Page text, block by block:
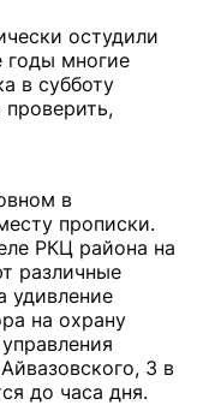
остудили
многие
в субботу
в
прописки.
РКЦ района на
различные
удивление
на охрану
3 в
до часа дня.